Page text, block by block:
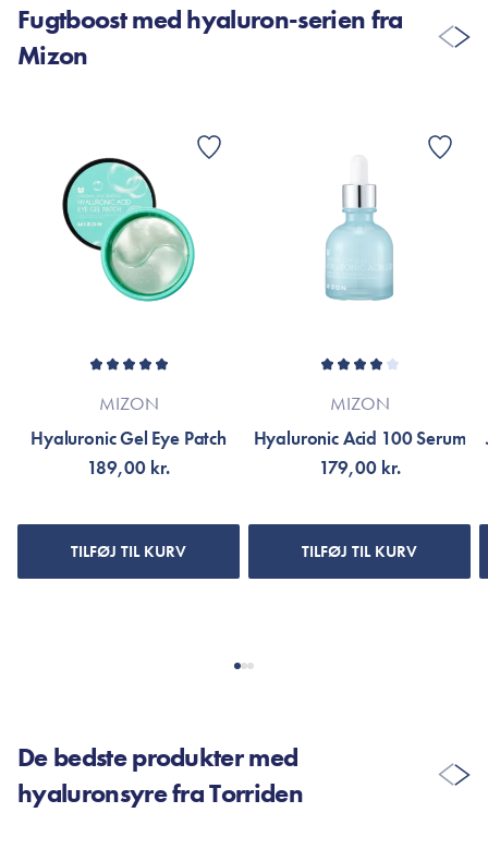
Fugtboost med hyaluron-serien fra
Mizon
MIZON
Hyaluronic Gel Eye Patch
189,00 kr.
TILFØJ TIL KURV
MIZON
Hyaluronic Acid 100 Serum
179,00 kr.
TILFØJ TIL KURV
De bedste produkter med
hyaluronsyre fra Torriden